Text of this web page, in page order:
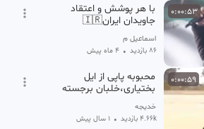
0:00:53
با هر پوشش و اعتقاد
جاویدان ایران🇮🇷
اسماعیل م
86 بازدید • 4 ماه پیش
0:00:59
محبوبه پاپی از ایل
بختیاری،خلبان برجسته
ارتش آمریکا
خدیجه
4.66k بازدید • 1 سال پیش